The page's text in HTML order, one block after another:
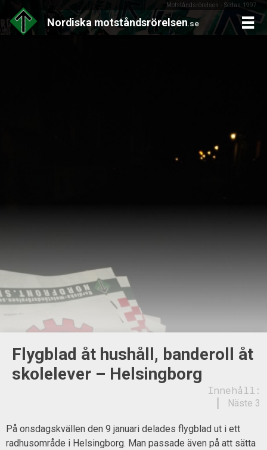
Motståndsrörelsen - Sedan 1997
Nordiska motståndsrörelsen.se
Flygblad åt hushåll, banderoll åt
skolelever – Helsingborg
Innehåll:
Näste 3
På onsdagskvällen den 9 januari delades flygblad ut i ett
radhusområde i Helsingborg. Man passade även på att sätta